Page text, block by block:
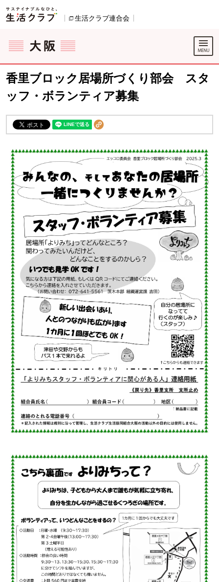
ページの先頭です。
生活クラブ連合会
ここからサイト内共通メニューです。
サイト内共通メニューをスキップする
サイト内共通メニューここまで。
香里ブロック居場所づくり部会 スタ
ッフ・ボランティア募集